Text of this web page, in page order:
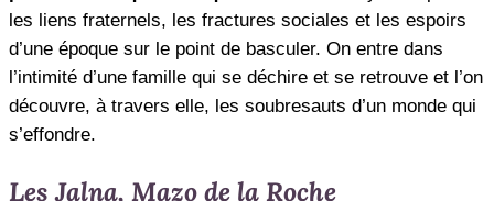
les liens fraternels, les fractures sociales et les espoirs
d’une époque sur le point de basculer. On entre dans
l’intimité d’une famille qui se déchire et se retrouve et l’on
découvre, à travers elle, les soubresauts d’un monde qui
s’effondre.
Les Jalna, Mazo de la Roche